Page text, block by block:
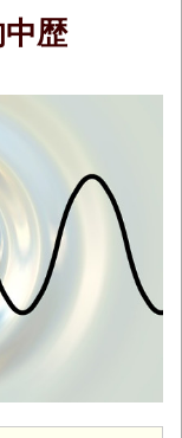
歴